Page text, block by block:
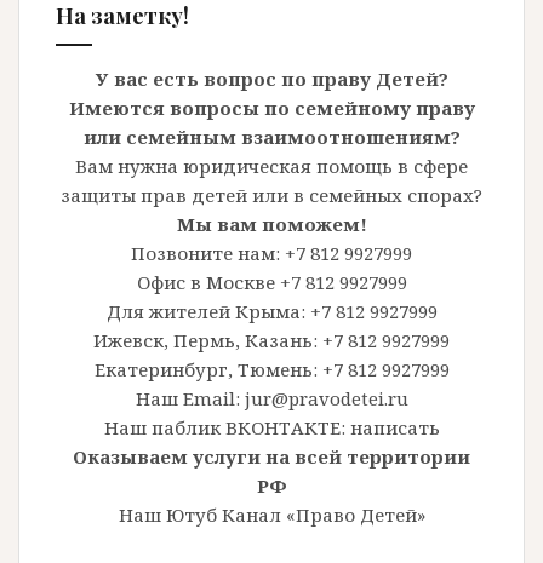
На заметку!
У вас есть вопрос по праву Детей?
Имеются вопросы по семейному праву
или семейным взаимоотношениям?
Вам нужна юридическая помощь в сфере
защиты прав детей или в семейных спорах?
Мы вам поможем!
Позвоните нам: +7 812 9927999
Офис в Москве +7 812 9927999
Для жителей Крыма: +7 812 9927999
Ижевск, Пермь, Казань: +7 812 9927999
Екатеринбург, Тюмень: +7 812 9927999
Наш Email: jur@pravodetei.ru
Наш паблик ВКОНТАКТЕ: написать
Оказываем услуги на всей территории
РФ
Наш Ютуб Канал «Право Детей»